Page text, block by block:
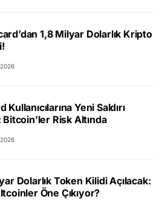
1,8 Milyar Dolarlık Kripto
Kullanıcılarına Yeni Saldırı
Bitcoin’ler Risk Altında
Dolarlık Token Kilidi Açılacak:
Öne Çıkıyor?